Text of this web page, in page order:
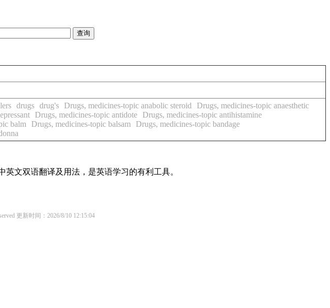
drugs drug's Drugs, medicines-topic anabolic steroid
Drugs, medicines-topic anaesthetic
Drugs, medicines-topic antidote
Drugs, medicines-topic antihistamine
balm Drugs, medicines-topic balsam
Drugs, medicines-topic bandage
文双语翻译及用法，是英语学习的有利工具。
更新时间：2026/8/10 12:15:04